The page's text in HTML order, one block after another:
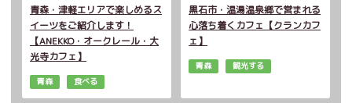
青森・津軽エリアで楽しめるス
イーツをご紹介します！
【ANEKKO・オークレール・大
光寺カフェ】
青森 食べる
黒石市・温湯温泉郷で営まれる
心落ち着くカフェ【クランカフ
ェ】
青森 観光する